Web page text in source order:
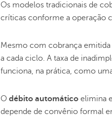
Os modelos tradicionais de
críticas conforme a operação
Mesmo com cobrança
a cada ciclo. A taxa de
funciona, na prática, como
O débito automático elimina
depende de convênio formal